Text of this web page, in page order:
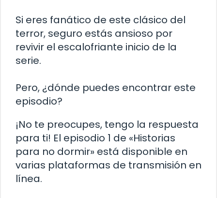
Si eres fanático de este clásico del
terror, seguro estás ansioso por
revivir el escalofriante inicio de la
serie.
Pero, ¿dónde puedes encontrar este
episodio?
¡No te preocupes, tengo la respuesta
para ti! El episodio 1 de «Historias
para no dormir» está disponible en
varias plataformas de transmisión en
línea.